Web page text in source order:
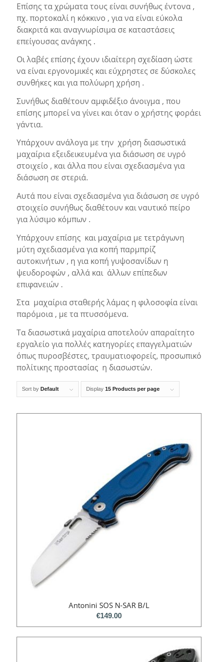
Επίσης τα χρώματα τους είναι συνήθως έντονα ,
πχ. πορτοκαλί η κόκκινο , για να είναι εύκολα
διακριτά και αναγνωρίσιμα σε καταστάσεις
επείγουσας ανάγκης .
Οι λαβές επίσης έχουν ιδιαίτερη σχεδίαση ώστε
να είναι εργονομικές και εύχρηστες σε δύσκολες
συνθήκες και για πολύωρη χρήση .
Συνήθως διαθέτουν αμφιδέξιο άνοιγμα , που
επίσης μπορεί να γίνει και όταν ο χρήστης φοράει
γάντια.
Υπάρχουν ανάλογα με την χρήση διασωστικά
μαχαίρια εξειδεικευμένα για διάσωση σε υγρό
στοιχείο , και άλλα που είναι σχεδιασμένα για
διάσωση σε στεριά.
Αυτά που είναι σχεδιασμένα για διάσωση σε υγρό
στοιχείο συνήθως διαθέτουν και ναυτικό πείρο
για λύσιμο κόμπων .
Υπάρχουν επίσης και μαχαίρια με τετράγωνη
μύτη σχεδιασμένα για κοπή παρμπρίζ
αυτοκινήτων , η για κοπή γυψοσανίδων η
ψευδοροφών , αλλά και άλλων επίπεδων
επιφανειών .
Στα μαχαίρια σταθερής λάμας η φιλοσοφία είναι
παρόμοια , με τα πτυσσόμενα.
Τα διασωστικά μαχαίρια αποτελούν απαραίτητο
εργαλείο για πολλές κατηγορίες επαγγελματιών
όπως πυροσβέστες, τραυματιοφορείς, προσωπικό
πολίτικης προστασίας η διασωστών.
Sort by Default Display 15 Products per page
Antonini SOS N-SAR B/L
€149.00